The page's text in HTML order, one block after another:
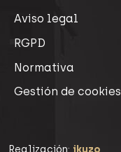
Aviso legal
RGPD
Normativa
Gestión de cookies
Realización: ikuzo